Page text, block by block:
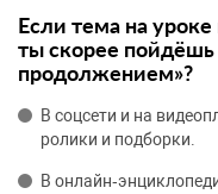
Если тема на уроке
ты скорее пойдёшь
продолжением»?
В соцсети и на
ролики и подборки.
В